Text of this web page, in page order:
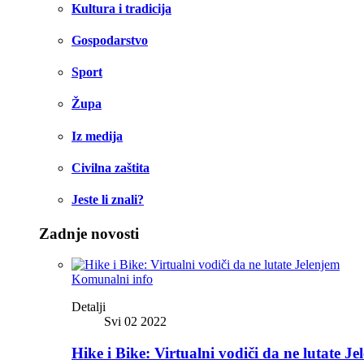
Kultura i tradicija
Gospodarstvo
Sport
Župa
Iz medija
Civilna zaštita
Jeste li znali?
Zadnje novosti
Komunalni info
Detalji
Svi 02 2022
Hike i Bike: Virtualni vodiči da ne lutate